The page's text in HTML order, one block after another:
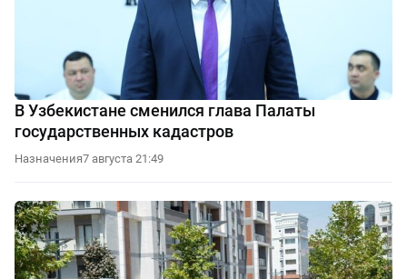
В Узбекистане сменился глава Палаты
государственных кадастров
Назначения7 августа 21:49